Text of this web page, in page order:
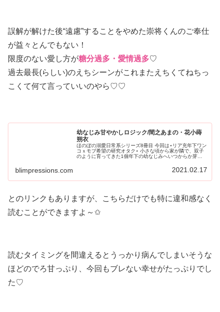
誤解が解けた後“遠慮”することをやめた崇将くんのご奉仕
が益々とんでもない！
限度のない愛し方が糖分過多・愛情過多♡
過去最長(らしい)のえちシーンがこれまたえちくてねちっ
こくて何て言っていいのやら♡♡
幼なじみ甘やかしロジック/間之あまの・花小蒔
朔衣
ほのぼの溺愛日常系シリーズ8冊目 今回は⋆リア充年下ワン
コｘモブ希望の研究オタク⋆ 小さな頃から家が隣で、双子
のように育ってきた1個年下の幼なじみへいつからか芽生
blimpressions.com 2021.02.17
とのリンクもありますが、こちらだけでも特に違和感なく
読むことができますよ～✩
読むタイミングを間違えるとうっかり病んでしまいそうな
ほどのでろ甘っぷり、今回もブレない幸せがたっぷりでし
た♡